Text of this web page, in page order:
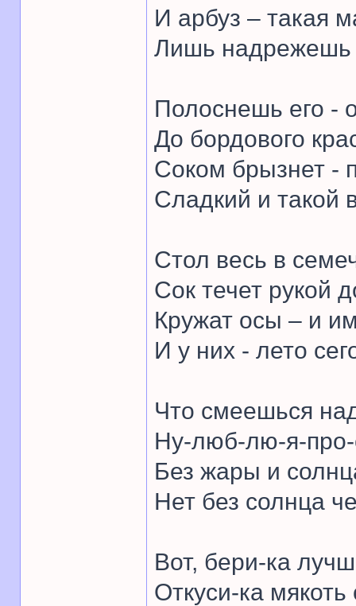
И арбуз – такая
Лишь надрежешь
Полоснешь его -
До бордового
Соком брызнет -
Сладкий и такой
Стол весь в
Сок течет рукой
Кружат осы – и
И у них - лето
Что смеешься
Ну-люб-лю-я-про-
Без жары и
Нет без солнца
Вот, бери-ка
Откуси-ка мякоть